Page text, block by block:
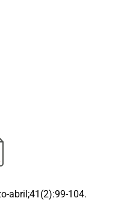
abril;41(2):99-104.